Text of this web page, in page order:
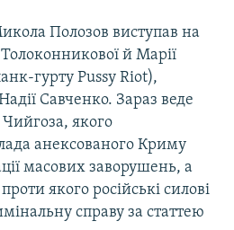
Полозов виступав на
Толоконникової й Марії
гурту Pussy Riot),
Савченко. Зараз веде
якого
анексованого Криму
масових заворушень, а
якого російські силові
справу за статтею